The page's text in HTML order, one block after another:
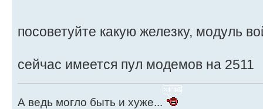
посоветуйте какую железку, модуль
сейчас имеется пул модемов на 2511
А ведь могло быть и хуже...